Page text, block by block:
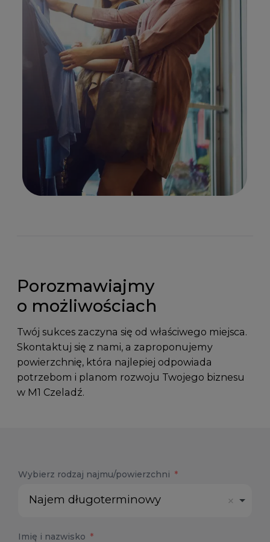
Porozmawiajmy
o możliwościach
Twój sukces zaczyna się od właściwego miejsca.
Skontaktuj się z nami, a zaproponujemy
powierzchnię, która najlepiej odpowiada
potrzebom i planom rozwoju Twojego biznesu
w M1 Czeladź.
Wybierz rodzaj najmu/powierzchni
Najem długoterminowy
Imię i nazwisko